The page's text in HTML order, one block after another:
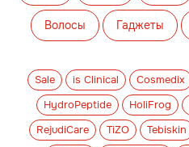
Волосы Гаджеты
Sale is Clinical Cosmedix
HydroPeptide
HoliFrog
RejudiCare
TiZO Tebiskin